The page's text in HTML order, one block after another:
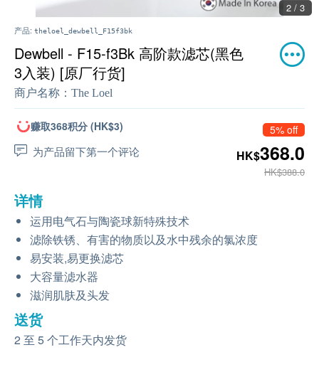
2 / 3
产品: theloel_dewbell_F15f3bk
Dewbell - F15-f3Bk 高阶款滤芯(黑色
3入装) [原厂行货]
商户名称： The Loel
赚取368积分 (HK$3)
为产品留下第一个评论
5% off
HK$368.0
HK$388.0
详情
运用电气石与陶瓷球新特殊技术
滤除铁锈、有害的物质以及水中残余的氯浓度
易安装,易更换滤芯
大容量滤水器
滋润肌肤及头发
送货
2 至 5 个工作天内发货